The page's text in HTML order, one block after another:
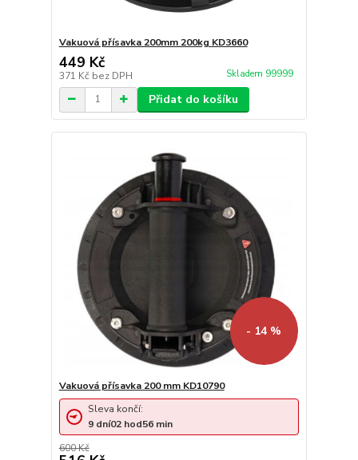
Vakuová přísavka 200mm 200kg KD3660
449 Kč
371 Kč bez DPH Skladem 99999
Přidat do košíku
- 14 %
Vakuová přísavka 200 mm KD10790
600 Kč
Sleva končí:
9 dní02 hod56 min